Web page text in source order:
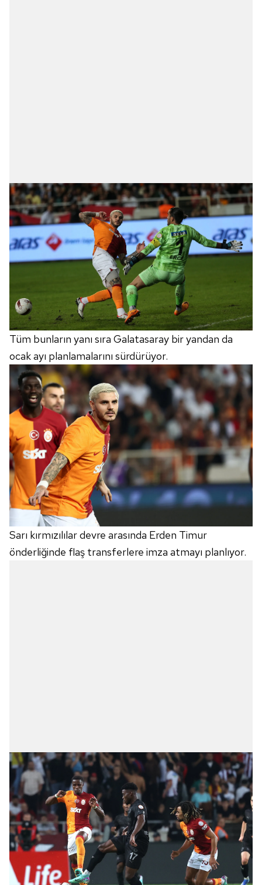
Tüm bunların yanı sıra Galatasaray bir yandan da
ocak ayı planlamalarını sürdürüyor.
Sarı kırmızılılar devre arasında Erden Timur
önderliğinde flaş transferlere imza atmayı planlıyor.